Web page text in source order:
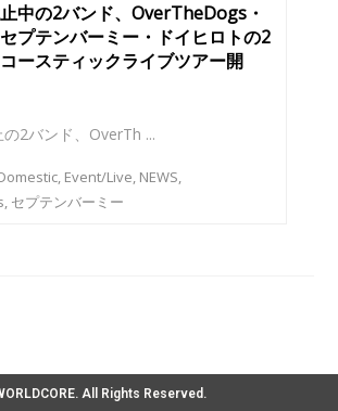
中の2バンド、OverTheDogs・
プテンバーミー・ドイヒロトの2
ースティックライブツアー開
2バンド、OverTh ...
, Event/Live, NEWS,
, セプテンバーミー
All Rights Reserved.